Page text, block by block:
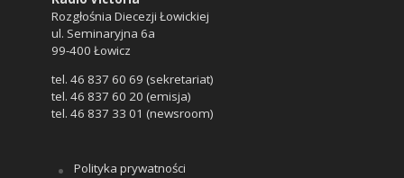
Rozgłośnia Diecezji Łowickiej
ul. Seminaryjna 6a
99-400 Łowicz
tel. 46 837 60 69 (sekretariat)
tel. 46 837 60 20 (emisja)
tel. 46 837 33 01 (newsroom)
Polityka prywatności